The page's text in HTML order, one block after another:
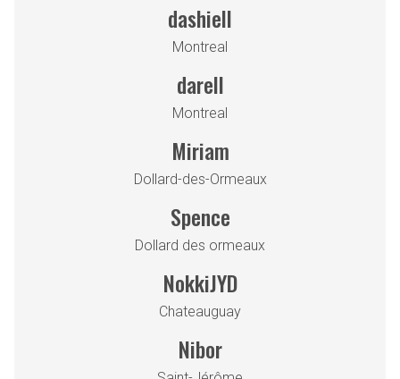
dashiell
Montreal
darell
Montreal
Miriam
Dollard-des-Ormeaux
Spence
Dollard des ormeaux
NokkiJYD
Chateauguay
Nibor